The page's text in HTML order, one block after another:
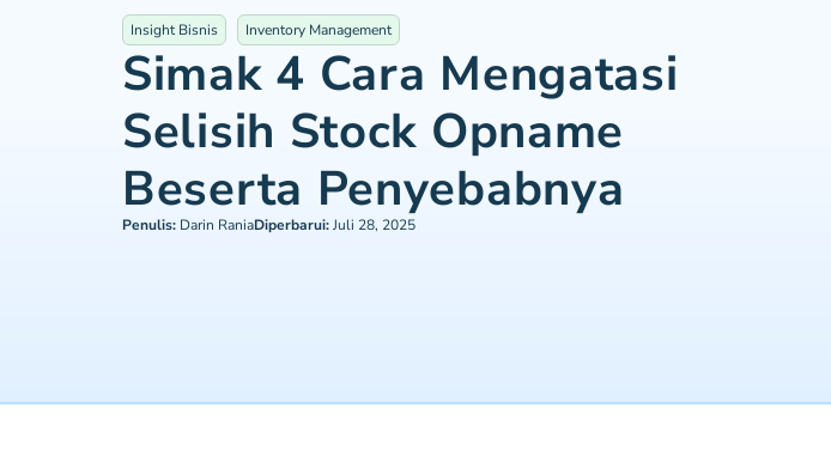
Insight Bisnis Inventory Management
Simak 4 Cara Mengatasi
Selisih Stock Opname
Beserta Penyebabnya
Penulis: Darin RaniaDiperbarui:Juli 28, 2025